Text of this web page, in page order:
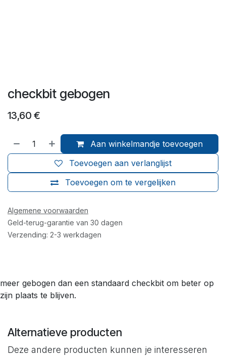
checkbit gebogen
13,60 €
Aan winkelmandje toevoegen
Toevoegen om te vergelijken
Toevoegen aan verlanglijst
Algemene voorwaarden
Geld-terug-garantie van 30 dagen
Verzending: 2-3 werkdagen
meer gebogen dan een standaard checkbit om beter op
zijn plaats te blijven.
Alternatieve producten
Deze andere producten kunnen je interesseren